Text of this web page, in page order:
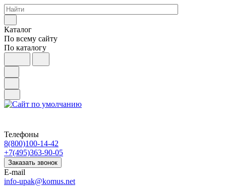
Каталог
По всему сайту
По каталогу
Телефоны
8(800)100-14-42
+7(495)363-90-05
Заказать звонок
E-mail
info-upak@komus.net